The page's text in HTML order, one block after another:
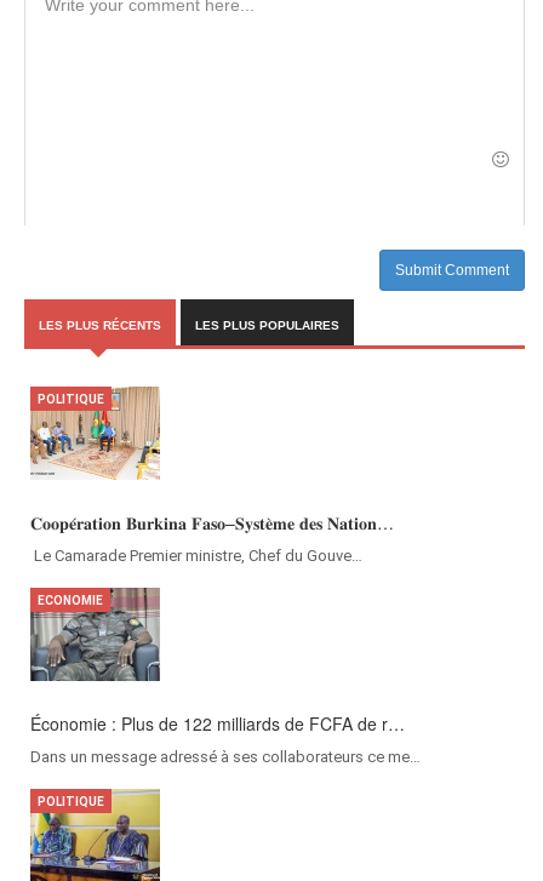
Submit Comment
LES PLUS RÉCENTS LES PLUS POPULAIRES
𝐂𝐨𝐨𝐩𝐞́𝐫𝐚𝐭𝐢𝐨𝐧 𝐁𝐮𝐫𝐤𝐢𝐧𝐚 𝐅𝐚𝐬𝐨–𝐒𝐲𝐬𝐭𝐞̀𝐦𝐞 𝐝𝐞𝐬 𝐍𝐚𝐭𝐢𝐨𝐧…
‎Le Camarade Premier ministre, Chef du Gouve…
POLITIQUE
Économie : Plus de 122 milliards de FCFA de r…
Dans un message adressé à ses collaborateurs ce me…
ECONOMIE
POLITIQUE
Culture en demi-lunes : « C’est une bonne pra…
Beaucoup de terres agricoles au Sahel sont af…
SOCIÉTÉ
Sirops vitamine pour grossir : Un effet de mo…
Les sirops vitamine sont de plus en plus util…
SOCIÉTÉ
SOCIÉTÉ